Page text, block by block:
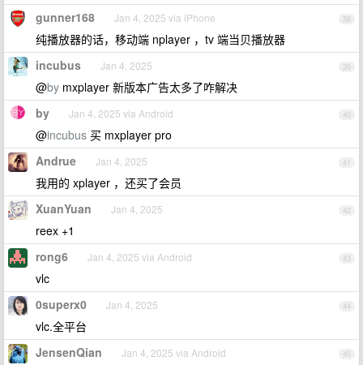
38
gunner168 Jan 4, 2025 via iPhone
纯播放器的话，移动端 nplayer ，tv 端当贝播放器
39
incubus Jan 4, 2025
@by mxplayer 新版本广告太多了咋解决
40
by Jan 4, 2025 via Android
@incubus 买 mxplayer pro
41
Andrue Jan 4, 2025
我用的 xplayer ，还买了会员
42
XuanYuan Jan 4, 2025
reex +1
43
rong6 Jan 4, 2025 via Android
vlc
44
0superx0 Jan 4, 2025
vlc.全平台
45
JensenQian Jan 4, 2025 via Android